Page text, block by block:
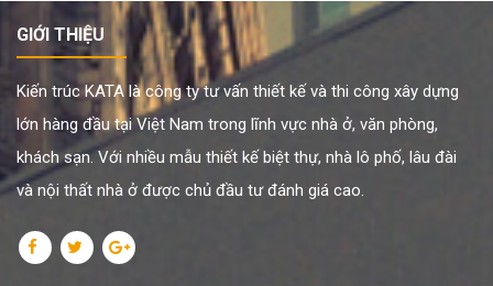
GIỚI THIỆU
Kiến trúc KATA là công ty tư vấn thiết kế và thi công xây dựng
lớn hàng đầu tại Việt Nam trong lĩnh vực nhà ở, văn phòng,
khách sạn. Với nhiều mẫu thiết kế biệt thự, nhà lô phố, lâu đài
và nội thất nhà ở được chủ đầu tư đánh giá cao.